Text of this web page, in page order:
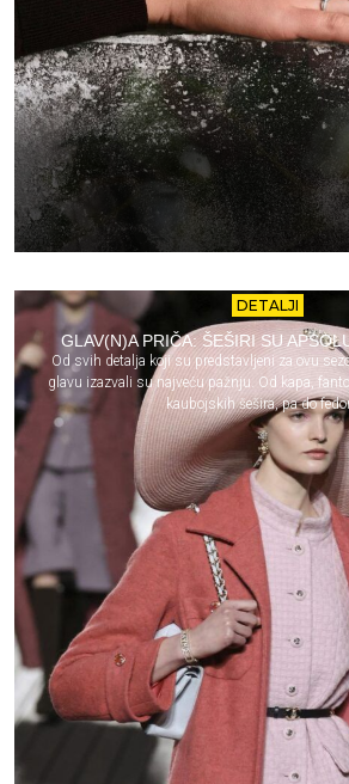
DETALJI
GLAV(N)A PRIČA: ŠEŠIRI SU
Od svih detalja koji su predstavljeni za ovu
glavu izazvali su najveću pažnju. Od kapa,
kaubojskih šešira, pa do